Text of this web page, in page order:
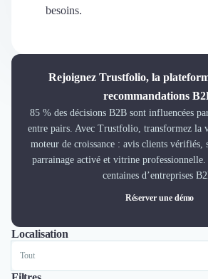
Découvrir le média
Demander une démo
Cabinet de Recrutement
Formation
Teambuilding
Marque Employeur
Conseil en Management et Organisation
Portage Salarial
Responsabilité Sociétale des Entreprises
Marketplace de freelance
Coaching
besoins.
Rejoignez Trustfolio, la
recommandations
85 % des décisions B2B sont influencées
entre pairs. Avec Trustfolio, transformez la
moteur de croissance : avis clients vérifiés,
parrainage activé et vitrine professionnelle.
centaines d’entreprises
Réserver une démo
Localisation
ToutLyonParis